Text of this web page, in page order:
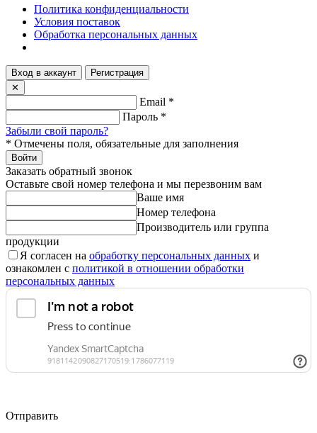
Политика конфиденциальности
Условия поставок
Обработка персональных данных
Вход в аккаунт
Регистрация
✕
Email *
Пароль *
Забыли свой пароль?
* Отмечены поля, обязательные для заполнения
Войти
Заказать обратный звонок
Оставьте свой номер телефона и мы перезвоним вам
Ваше имя
Номер телефона
Производитель или группа
продукции
Я согласен на обработку персональных данных и
ознакомлен с политикой в отношении обработки
персональных данных
Отправить